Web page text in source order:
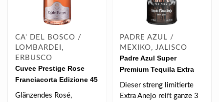
CA' DEL BOSCO /
LOMBARDEI,
ERBUSCO
Cuvee Prestige Rose
Franciacorta Edizione 45
DOCG 0.75 l 12.50% vol
Glänzendes Rosé,
PADRE AZUL /
MEXIKO, JALISCO
Padre Azul Super
Premium Tequila Extra
Anejo 0.7 l 40% vol
Dieser streng limitierte
Extra Anejo reift ganze 3